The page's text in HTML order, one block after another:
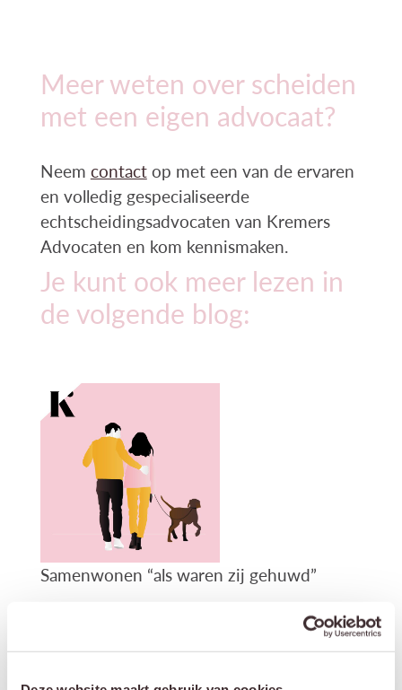
Meer weten over scheiden
met een eigen advocaat?
Neem contactop met een van de ervaren
en volledig gespecialiseerde
echtscheidingsadvocaten van Kremers
Advocaten en kom kennismaken.
Je kunt ook meer lezen in
de volgende blog:
Samenwonen “als waren zij gehuwd”